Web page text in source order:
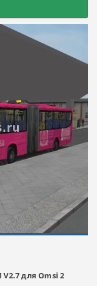
для Omsi 2